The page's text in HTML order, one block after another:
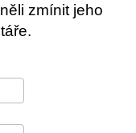
zmínit jeho